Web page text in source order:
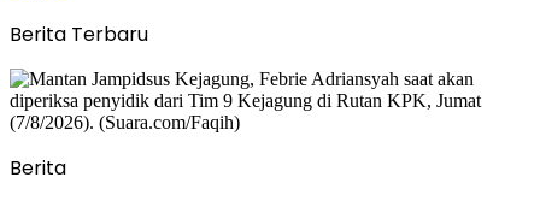
Berita Terbaru
Berita